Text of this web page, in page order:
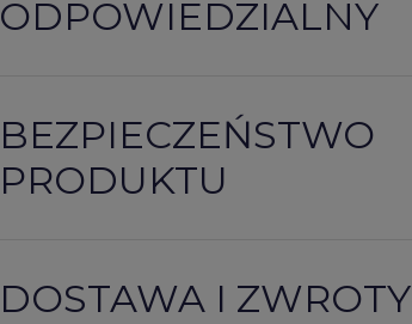
ODPOWIEDZIALNY
BEZPIECZEŃSTWO
PRODUKTU
DOSTAWA I ZWROTY